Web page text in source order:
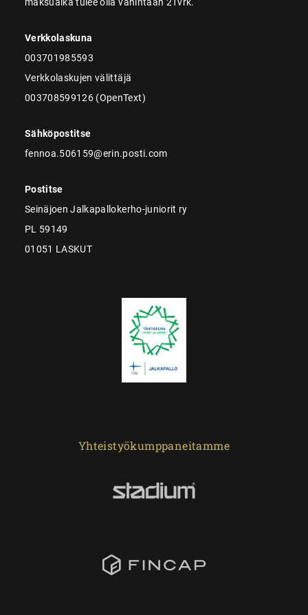
Verkkolaskuna
003701985593
Verkkolaskujen välittäjä
003708599126 (OpenText)
Sähköpostitse
fennoa.506159@erin.posti.com
Postitse
Seinäjoen Jalkapallokerho-juniorit ry
PL 59149
01051 LASKUT
Yhteistyökumppaneitamme